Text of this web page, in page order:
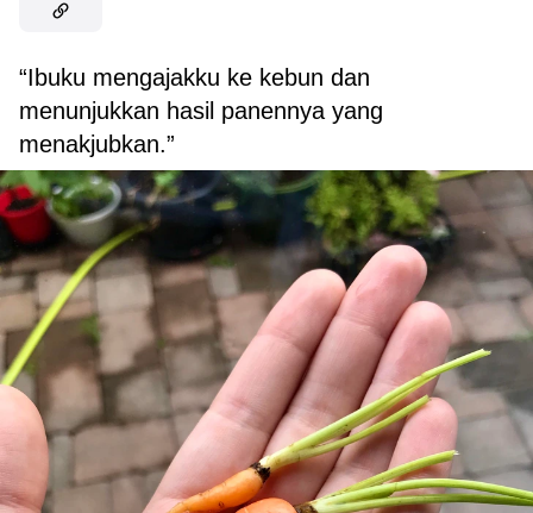
“Ibuku mengajakku ke kebun dan
menunjukkan hasil panennya yang
menakjubkan.”